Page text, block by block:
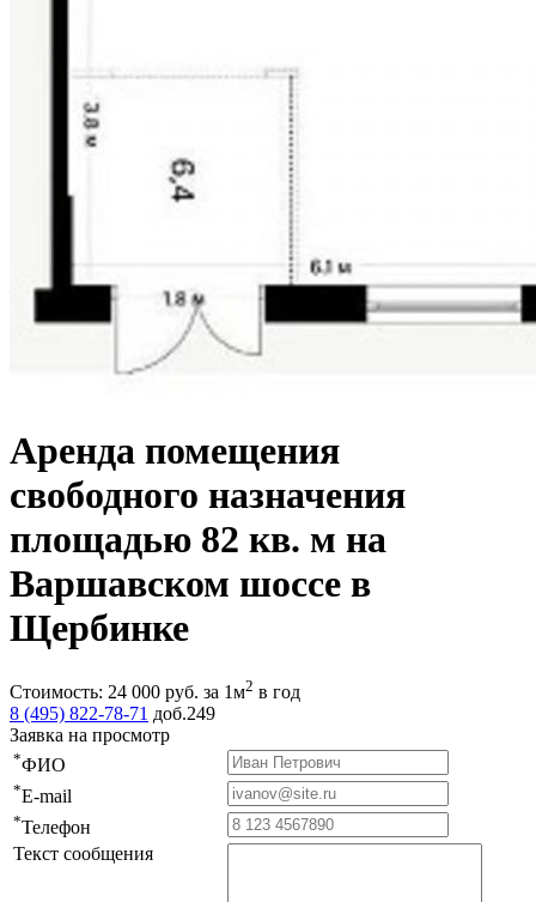
Аренда помещения
свободного назначения
площадью 82 кв. м на
Варшавском шоссе в
Щербинке
Стоимость: 24 000 руб. за 1м2 в год
8 (495) 822-78-71 доб.249
Заявка на просмотр
*ФИО
*E-mail
*Телефон
Текст сообщения